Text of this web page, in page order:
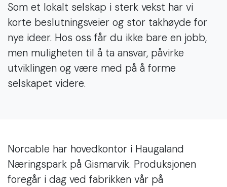
Som et lokalt selskap i sterk vekst har vi
korte beslutningsveier og stor takhøyde for
nye ideer. Hos oss får du ikke bare en jobb,
men muligheten til å ta ansvar, påvirke
utviklingen og være med på å forme
selskapet videre.
Norcable har hovedkontor i Haugaland
Næringspark på Gismarvik. Produksjonen
foregår i dag ved fabrikken vår på